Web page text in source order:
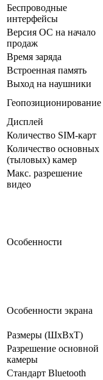
Беспроводные
интерфейсы
Версия ОС на начало
продаж
Время заряда
Встроенная память
Выход на наушники
Геопозиционирование
Дисплей
Количество SIM-карт
Количество основных
(тыловых) камер
Макс. разрешение
видео
Особенности
Особенности экрана
Размеры (ШxВxТ)
Разрешение основной
камеры
Стандарт Bluetooth